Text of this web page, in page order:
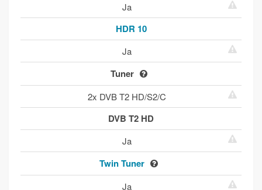
Ja
HDR 10
Ja
Tuner
2x DVB T2 HD/S2/C
DVB T2 HD
Ja
Twin Tuner
Ja